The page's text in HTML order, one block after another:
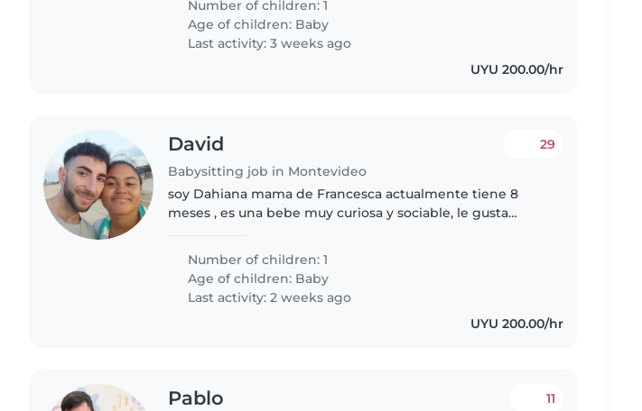
Number of children: 1
Age of children: Baby
Last activity: 3 weeks ago
UYU 200.00/hr
David
Babysitting job in Montevideo
29
soy Dahiana mama de Francesca actualmente tiene 8
meses , es una bebe muy curiosa y sociable, le gusta
amorosa, comprensiva, que..
Number of children: 1
Age of children: Baby
Last activity: 2 weeks ago
UYU 200.00/hr
Pablo 11